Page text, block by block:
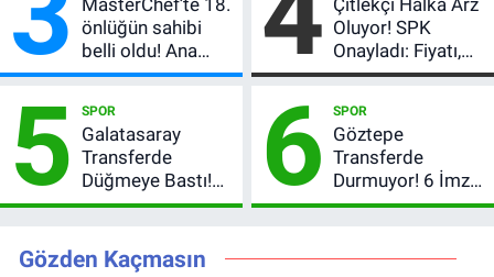
önlüğün sahibi
belli oldu! Ana
kadroya giren
oldu?
Oluyor! SPK
Onayladı: Fiyatı,
Lot Sayısı ve
Tarihi
5 SPOR
Galatasaray
Transferde
Düğmeye Bastı!
Leao, Camavinga
Durum
6 SPOR
Göztepe
Transferde
Durmuyor! 6 İmza
Sonrası Yeni
Gözden Kaçmasın